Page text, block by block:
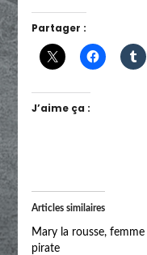
Partager :
J’aime ça :
Articles similaires
Mary la rousse, femme
pirate